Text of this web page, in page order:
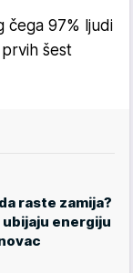
čega 97% ljudi
šest
raste zamija?
ubijaju energiju